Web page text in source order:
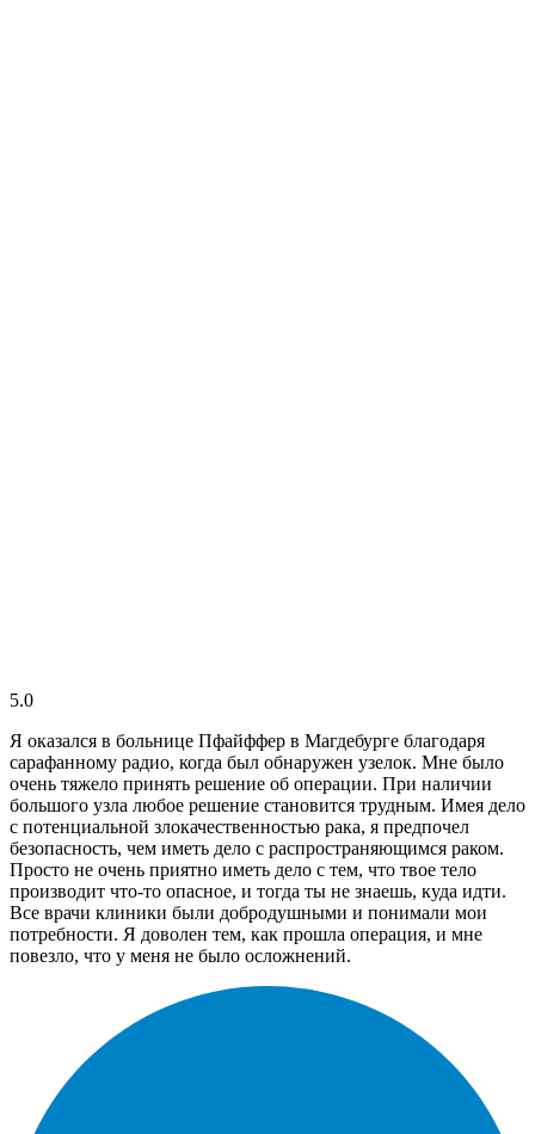
5.0
Я оказался в больнице Пфайффер в Магдебурге благодаря
сарафанному радио, когда был обнаружен узелок. Мне было
очень тяжело принять решение об операции. При наличии
большого узла любое решение становится трудным. Имея дело
с потенциальной злокачественностью рака, я предпочел
безопасность, чем иметь дело с распространяющимся раком.
Просто не очень приятно иметь дело с тем, что твое тело
производит что-то опасное, и тогда ты не знаешь, куда идти.
Все врачи клиники были добродушными и понимали мои
потребности. Я доволен тем, как прошла операция, и мне
повезло, что у меня не было осложнений.